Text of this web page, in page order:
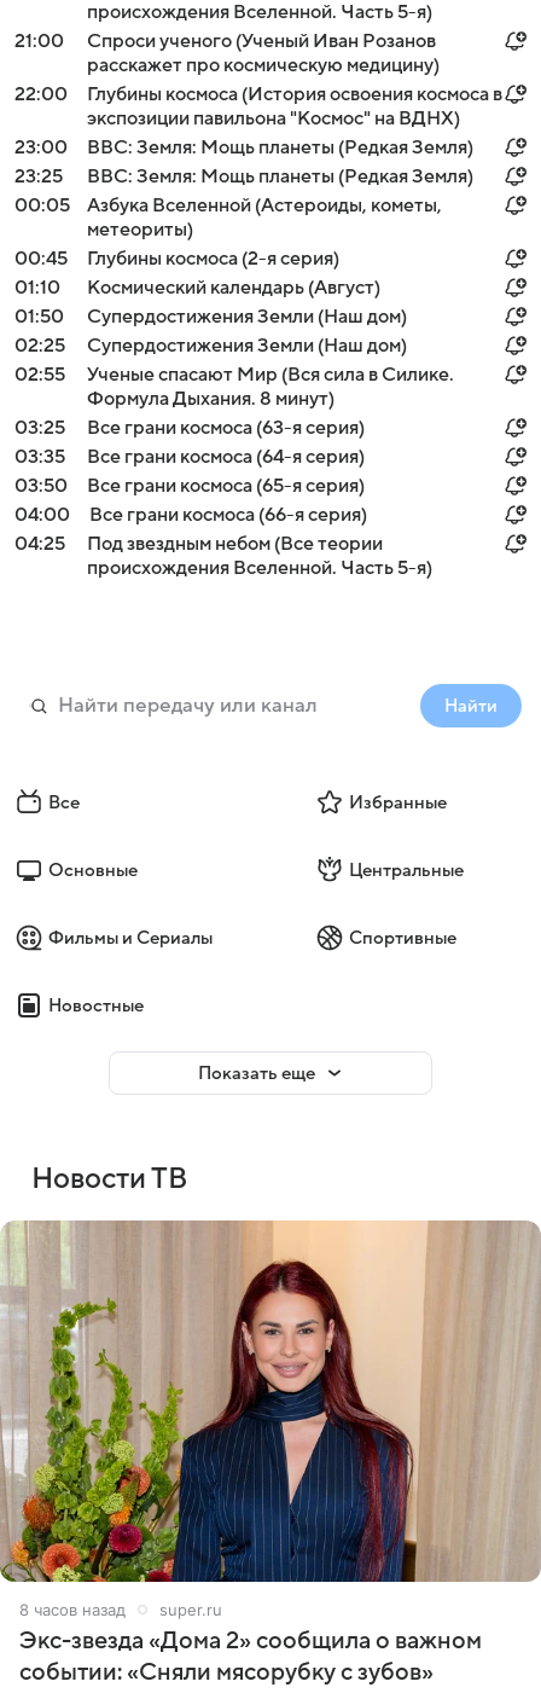
происхождения Вселенной. Часть 5-я)
21:00
Спроси ученого (Ученый Иван Розанов
расскажет про космическую медицину)
22:00
Глубины космоса (История освоения космоса в
экспозиции павильона "Космос" на ВДНХ)
23:00
BBC: Земля: Мощь планеты (Редкая Земля)
23:25
BBC: Земля: Мощь планеты (Редкая Земля)
00:05
Азбука Вселенной (Астероиды, кометы,
метеориты)
00:45
Глубины космоса (2-я серия)
01:10
Космический календарь (Август)
01:50
Супердостижения Земли (Наш дом)
02:25
Супердостижения Земли (Наш дом)
02:55
Ученые спасают Мир (Вся сила в Силике.
Формула Дыхания. 8 минут)
03:25
Все грани космоса (63-я серия)
03:35
Все грани космоса (64-я серия)
03:50
Все грани космоса (65-я серия)
04:00
Все грани космоса (66-я серия)
04:25
Под звездным небом (Все теории
происхождения Вселенной. Часть 5-я)
Найти
Все Избранные
Основные Центральные
Фильмы и Сериалы Спортивные
Новостные
Показать еще
Новости ТВ
8 часов назад super.ru
Экс-звезда «Дома 2» сообщила о важном
событии: «Сняли мясорубку с зубов»